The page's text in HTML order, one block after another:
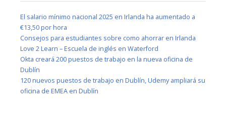
El salario mínimo nacional 2025 en Irlanda ha aumentado a
€13,50 por hora
Consejos para estudiantes sobre como ahorrar en Irlanda
Love 2 Learn – Escuela de inglés en Waterford
Okta creará 200 puestos de trabajo en la nueva oficina de
Dublín
120 nuevos puestos de trabajo en Dublín, Udemy ampliará su
oficina de EMEA en Dublín